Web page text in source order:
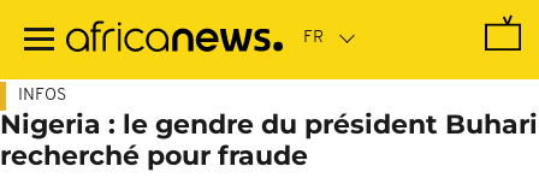
contenu
INFOS
Nigeria : le gendre du président Buhari
recherché pour fraude